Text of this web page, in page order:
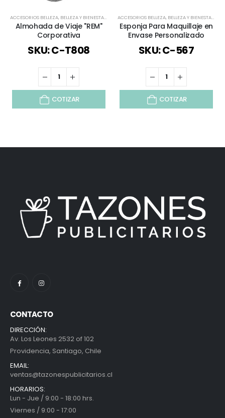
ACCESORIOS BELLEZA, BELLEZA Y BIENESTAR BELLEZA Y SALUD, BIENESTAR Y SALUD,DEPORTES /
Almohada de Viaje "REM"
Corporativa
SKU: C-T808
COTIZAR
ACCESORIOS BELLEZA, BELLEZA Y BIENESTAR
Esponja Para Maquillaje en
Envase Personalizado
SKU: C-567
COTIZAR
CONTACTO
DIRECCIÓN:
Av. Los Leones 2532 of 102
Providencia, Santiago, Chile
EMAIL:
ventas@tazonespublicitarios.cl
HORARIOS:
Lun - Jue / 9:00 - 18:00 hrs.
Viernes / 9:00 - 17:00